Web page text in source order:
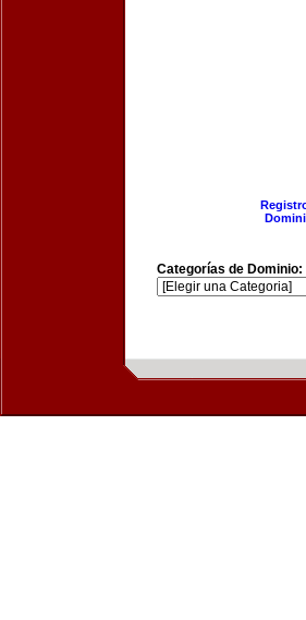
Categorías de Dominio: